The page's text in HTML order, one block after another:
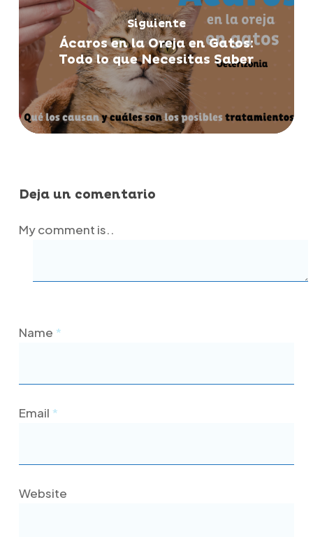
Siguiente
Ácaros en la Oreja en Gatos:
Todo lo que Necesitas Saber
Deja un comentario
My comment is..
Name *
Email *
Website